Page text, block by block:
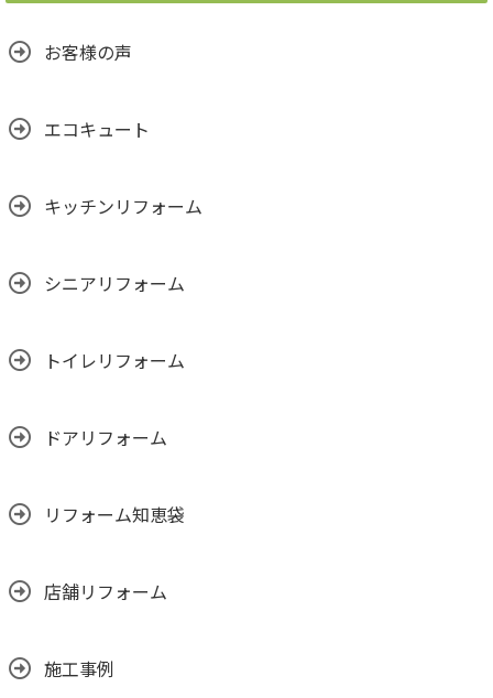
お客様の声
エコキュート
キッチンリフォーム
シニアリフォーム
トイレリフォーム
ドアリフォーム
リフォーム知恵袋
店舗リフォーム
施工事例